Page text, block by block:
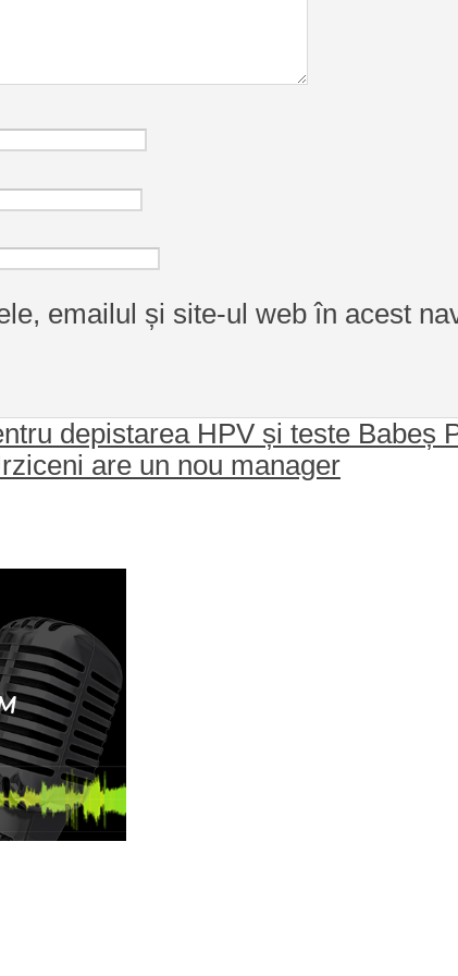
emailul și site-ul web în acest
depistarea HPV și teste Babeș
are un nou manager